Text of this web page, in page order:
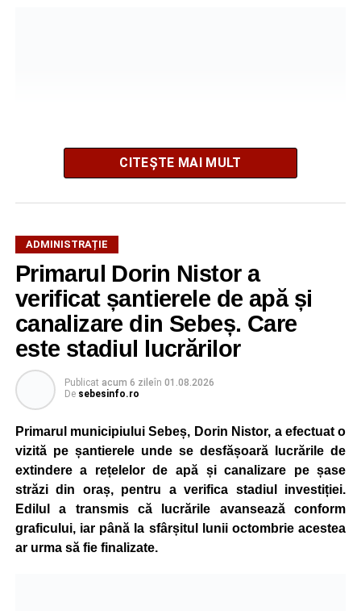
Potrivit autorităților locale, sistemul de iluminat public este
gestionat printr-un program automatizat de telegestiune,
care reglează intensitatea luminii în funcție de orele
exacte de apus și răsărit ale soarelui. Chiar dacă nivelul
de iluminare va fi redus în anumite intervale, iluminatul
stradal va rămâne funcțional pe întreaga durată a nopții.
Reprezentanții Primăriei Sebeș precizează că măsura nu
va afecta siguranța traficului rutier și pietonal, iar
vizibilitatea pe străzile municipiului va fi menținută la un
nivel corespunzător.
Administrația locală subliniază că decizia are caracter
temporar și este adoptată în contextul actualei situații
energetice din România, în condițiile în care autoritățile
centrale au cerut instituțiilor publice să adopte măsuri
pentru reducerea cheltuielilor și a consumului de energie,
CITEȘTE MAI MULT
ADMINISTRAȚIE
Primarul Dorin Nistor a
verificat șantierele de apă și
canalizare din Sebeș. Care
este stadiul lucrărilor
Publicat acum 6 zileîn 01.08.2026
De sebesinfo.ro
Primarul municipiului Sebeș, Dorin Nistor, a efectuat o
vizită pe șantierele unde se desfășoară lucrările de
extindere a rețelelor de apă și canalizare pe șase
străzi din oraș, pentru a verifica stadiul investiției.
Edilul a transmis că lucrările avansează conform
graficului, iar până la sfârșitul lunii octombrie acestea
ar urma să fie finalizate.